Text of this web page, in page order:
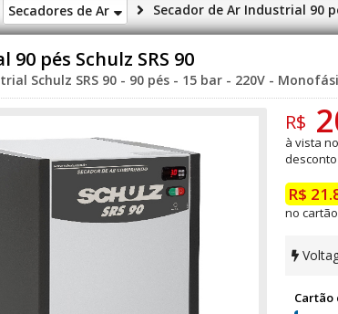
Secadores de Ar Secador de Ar Industrial 90
pés Schulz SRS 90
Schulz SRS 90 - 90 pés - 15 bar - 220V -
R$
à vista
desconto
R$
no cartão
Cartão